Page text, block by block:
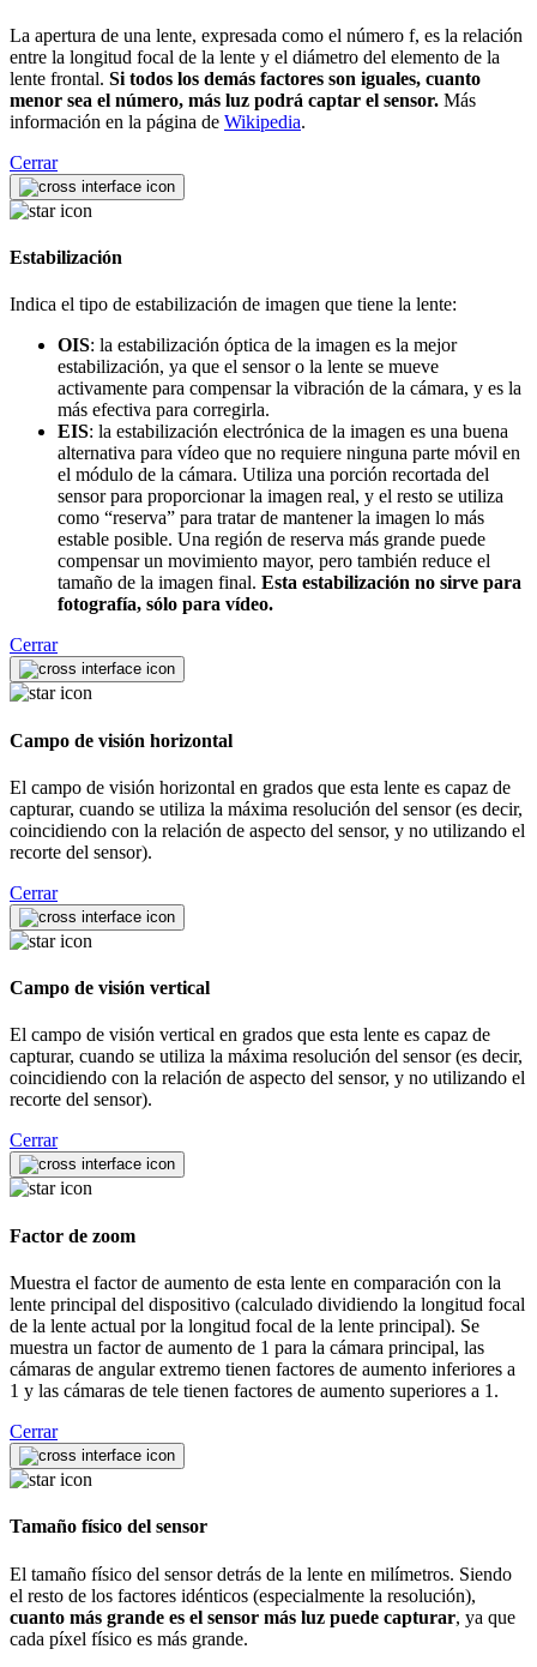
La apertura de una lente, expresada como el número f, es la relación
entre la longitud focal de la lente y el diámetro del elemento de la
lente frontal. Si todos los demás factores son iguales, cuanto
menor sea el número, más luz podrá captar el sensor. Más
información en la página de Wikipedia.
Cerrar
Estabilización
Indica el tipo de estabilización de imagen que tiene la lente:
OIS: la estabilización óptica de la imagen es la mejor
estabilización, ya que el sensor o la lente se mueve
activamente para compensar la vibración de la cámara, y es la
más efectiva para corregirla.
EIS: la estabilización electrónica de la imagen es una buena
alternativa para vídeo que no requiere ninguna parte móvil en
el módulo de la cámara. Utiliza una porción recortada del
sensor para proporcionar la imagen real, y el resto se utiliza
como “reserva” para tratar de mantener la imagen lo más
estable posible. Una región de reserva más grande puede
compensar un movimiento mayor, pero también reduce el
tamaño de la imagen final. Esta estabilización no sirve para
fotografía, sólo para vídeo.
Cerrar
Campo de visión horizontal
El campo de visión horizontal en grados que esta lente es capaz de
capturar, cuando se utiliza la máxima resolución del sensor (es decir,
coincidiendo con la relación de aspecto del sensor, y no utilizando el
recorte del sensor).
Cerrar
Campo de visión vertical
El campo de visión vertical en grados que esta lente es capaz de
capturar, cuando se utiliza la máxima resolución del sensor (es decir,
coincidiendo con la relación de aspecto del sensor, y no utilizando el
recorte del sensor).
Cerrar
Factor de zoom
Muestra el factor de aumento de esta lente en comparación con la
lente principal del dispositivo (calculado dividiendo la longitud focal
de la lente actual por la longitud focal de la lente principal). Se
muestra un factor de aumento de 1 para la cámara principal, las
cámaras de angular extremo tienen factores de aumento inferiores a
1 y las cámaras de tele tienen factores de aumento superiores a 1.
Cerrar
Tamaño físico del sensor
El tamaño físico del sensor detrás de la lente en milímetros. Siendo
el resto de los factores idénticos (especialmente la resolución),
cuanto más grande es el sensor más luz puede capturar, ya que
cada píxel físico es más grande.